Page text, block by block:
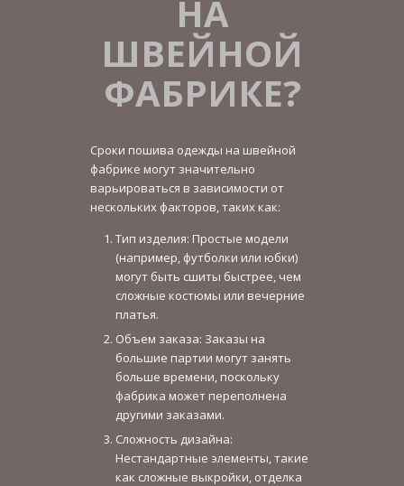
НА
ШВЕЙНОЙ
ФАБРИКЕ?
Сроки пошива одежды на швейной
фабрике могут значительно
варьироваться в зависимости от
нескольких факторов, таких как:
Тип изделия: Простые модели
(например, футболки или юбки)
могут быть сшиты быстрее, чем
сложные костюмы или вечерние
платья.
Объем заказа: Заказы на
большие партии могут занять
больше времени, поскольку
фабрика может переполнена
другими заказами.
Сложность дизайна:
Нестандартные элементы, такие
как сложные выкройки, отделка